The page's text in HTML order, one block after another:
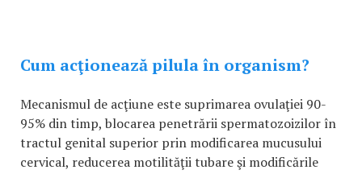
Cum acţionează pilula în organism?
Mecanismul de acţiune este suprimarea ovulaţiei 90-
95% din timp, blocarea penetrării spermatozoizilor în
tractul genital superior prin modificarea mucusului
cervical, reducerea motilităţii tubare şi modificările